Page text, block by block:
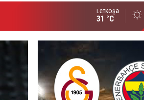
Bruno Guimaraes transferini duyurdu
Lefkoşa
31 °C